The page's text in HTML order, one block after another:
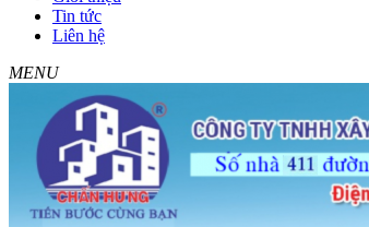
Tin tức
Liên hệ
MENU